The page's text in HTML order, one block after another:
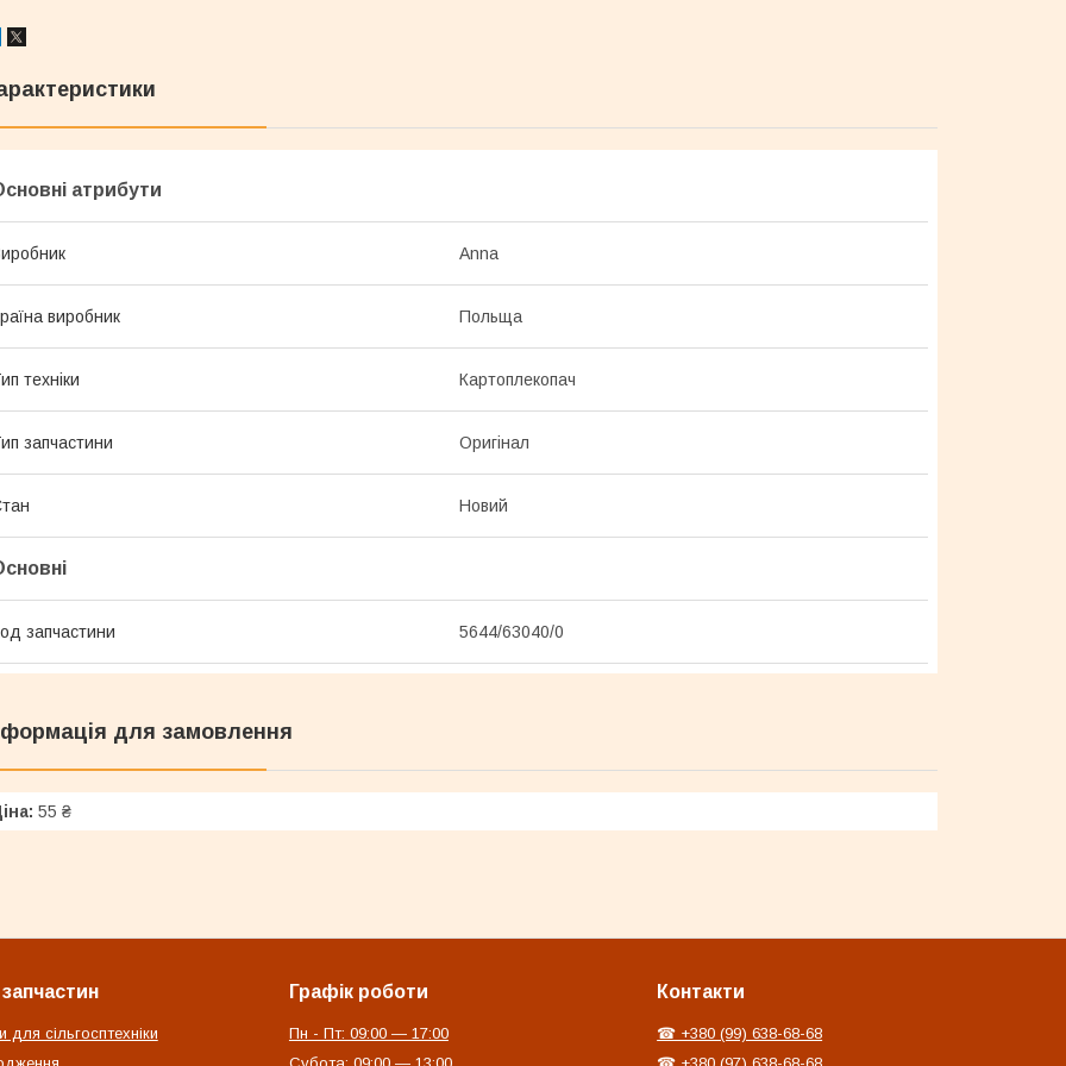
атрибути
Anna
виробник Польща
техніки Картоплекопач
запчастини Оригінал
Новий
запчастини 5644/63040/0
для замовлення
55 ₴
для сільгосптехніки
Графік роботи
Пн - Пт: 09:00 — 17:00
Контакти
☎ +380 (99) 638-68-68